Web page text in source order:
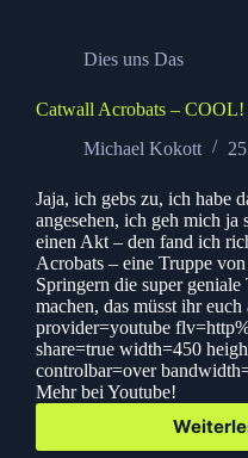
Dies uns Das
Catwall Acrobats – COOL!
Michael Kokott
Jaja, ich gebs zu, ich habe
angesehen, ich geh mich
einen Akt – den fand ich
Acrobats – eine Truppe
Springern die super
machen, das müsst ihr euch
provider=youtube
share=true width=450
controlbar=over
Mehr bei Youtube!